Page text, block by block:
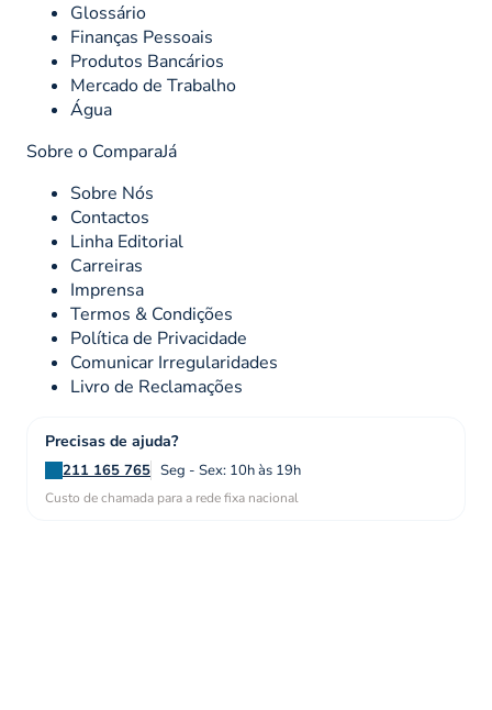
Glossário
Finanças Pessoais
Produtos Bancários
Mercado de Trabalho
Água
Sobre o ComparaJá
Sobre Nós
Contactos
Linha Editorial
Carreiras
Imprensa
Termos & Condições
Política de Privacidade
Comunicar Irregularidades
Livro de Reclamações
Precisas de ajuda?
211 165 765 Seg - Sex: 10h às 19h
Custo de chamada para a rede fixa nacional